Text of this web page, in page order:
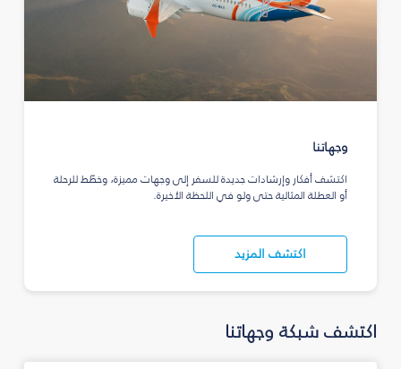
وجهاتنا
اكتشف أفكار وإرشادات جديدة للسفر إلى وجهات مميزة، وخطّط للرحلة
أو العطلة المثالية حتى ولو في اللحظة الأخيرة.
اكتشف المزيد
اكتشف شبكة وجهاتنا